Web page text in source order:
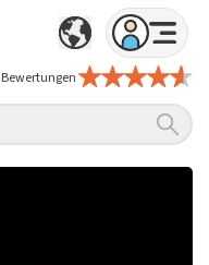
Bewertungen